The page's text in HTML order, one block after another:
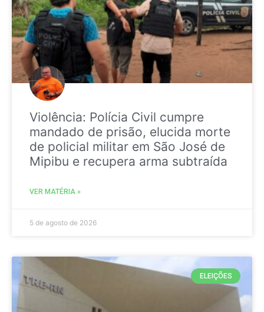
Violência: Polícia Civil cumpre
mandado de prisão, elucida morte
de policial militar em São José de
Mipibu e recupera arma subtraída
VER MATÉRIA »
5 de agosto de 2026
ELEIÇÕES